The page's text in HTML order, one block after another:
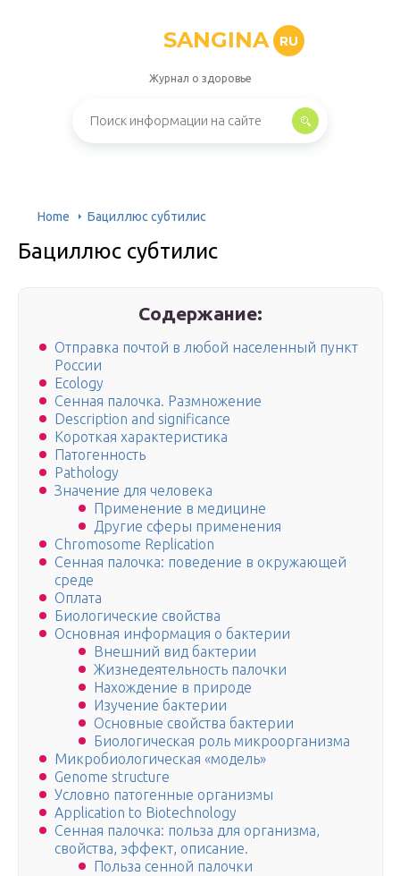
SANGINA RU
Журнал о здоровье
Home Бациллюс субтилис
Бациллюс субтилис
Содержание:
Отправка почтой в любой населенный пункт
России
Ecology
Сенная палочка. Размножение
Description and significance
Короткая характеристика
Патогенность
Pathology
Значение для человека
Применение в медицине
Другие сферы применения
Chromosome Replication
Сенная палочка: поведение в окружающей
среде
Оплата
Биологические свойства
Основная информация о бактерии
Внешний вид бактерии
Жизнедеятельность палочки
Нахождение в природе
Изучение бактерии
Основные свойства бактерии
Биологическая роль микроорганизма
Микробиологическая «модель»
Genome structure
Условно патогенные организмы
Application to Biotechnology
Сенная палочка: польза для организма,
свойства, эффект, описание.
Польза сенной палочки